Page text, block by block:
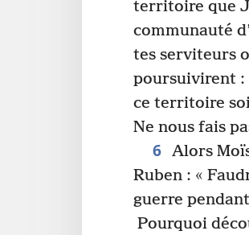
territoire que
communauté
tes serviteurs
poursuivirent :
ce territoire
Ne nous fais
6 Alors
Ruben : «
guerre
Pourquoi